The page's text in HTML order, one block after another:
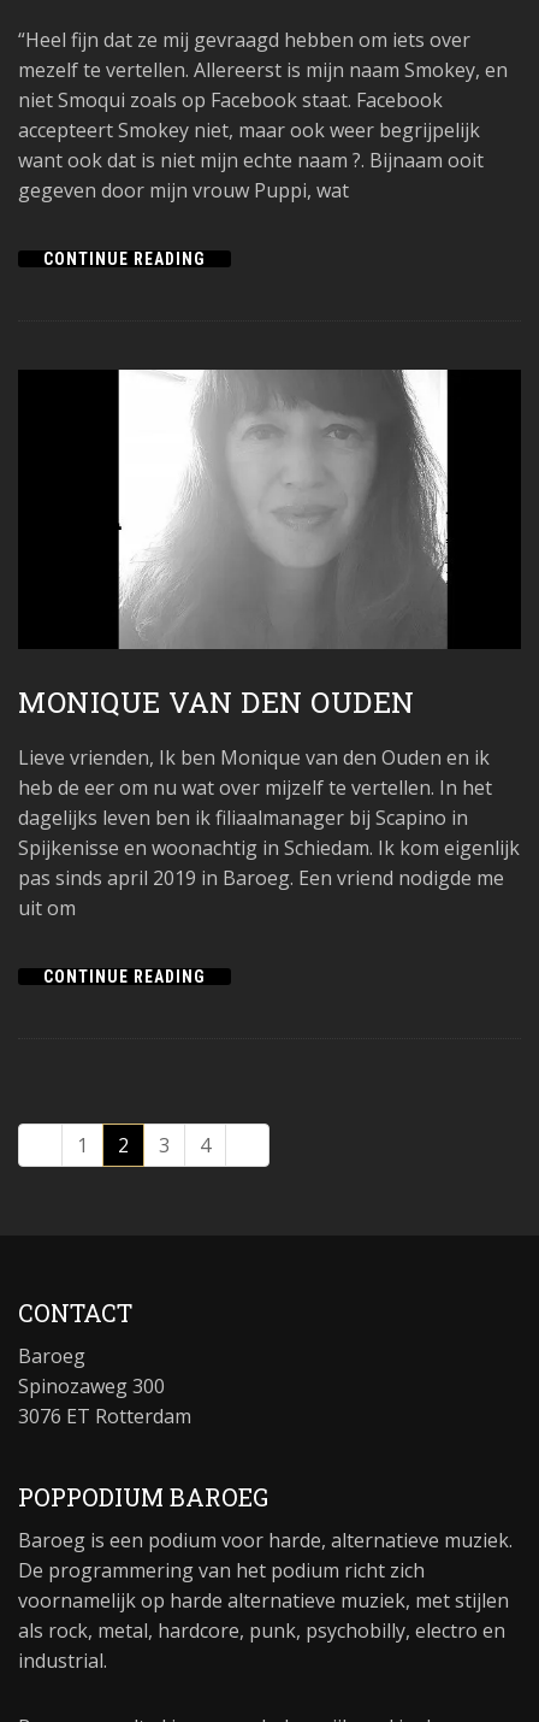
“Heel fijn dat ze mij gevraagd hebben om iets over
mezelf te vertellen. Allereerst is mijn naam Smokey, en
niet Smoqui zoals op Facebook staat. Facebook
accepteert Smokey niet, maar ook weer begrijpelijk
want ook dat is niet mijn echte naam ?. Bijnaam ooit
gegeven door mijn vrouw Puppi, wat
CONTINUE READING
MONIQUE VAN DEN OUDEN
Lieve vrienden, Ik ben Monique van den Ouden en ik
heb de eer om nu wat over mijzelf te vertellen. In het
dagelijks leven ben ik filiaalmanager bij Scapino in
Spijkenisse en woonachtig in Schiedam. Ik kom eigenlijk
pas sinds april 2019 in Baroeg. Een vriend nodigde me
uit om
CONTINUE READING
1 2 3 4
CONTACT
Baroeg
Spinozaweg 300
3076 ET Rotterdam
POPPODIUM BAROEG
Baroeg is een podium voor harde, alternatieve muziek.
De programmering van het podium richt zich
voornamelijk op harde alternatieve muziek, met stijlen
als rock, metal, hardcore, punk, psychobilly, electro en
industrial.